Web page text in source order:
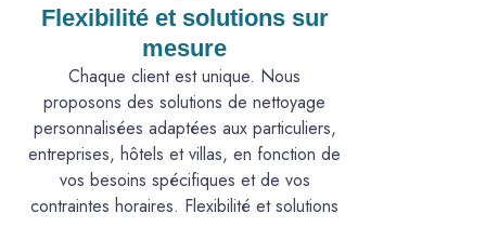
Flexibilité et solutions sur
mesure
Chaque client est unique. Nous
proposons des solutions de nettoyage
personnalisées adaptées aux particuliers,
entreprises, hôtels et villas, en fonction de
vos besoins spécifiques et de vos
contraintes horaires. Flexibilité et solutions